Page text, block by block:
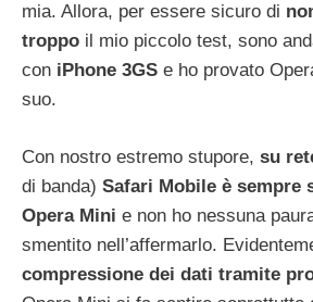
mia. Allora, per essere sicuro di
troppo il mio piccolo test, sono
con iPhone 3GS e ho provato
suo.
Con nostro estremo stupore, su
di banda) Safari Mobile è sempre
Opera Mini e non ho nessuna
smentito nell’affermarlo.
compressione dei dati tramite